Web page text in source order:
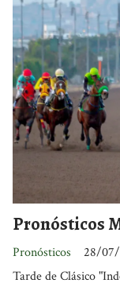
Pronósticos
Pronósticos
28/
Tarde de Clásico